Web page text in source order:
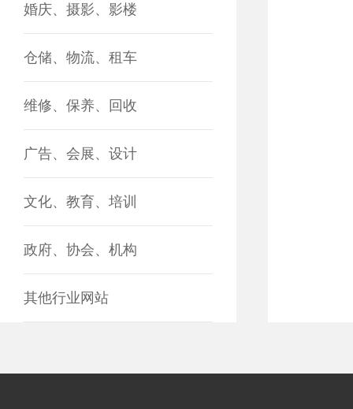
婚庆、摄影、影楼
仓储、物流、租车
维修、保养、回收
广告、会展、设计
文化、教育、培训
政府、协会、机构
其他行业网站